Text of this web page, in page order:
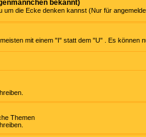
bekannt)
um die Ecke denken kannst (Nur für
mit einem "I" statt dem "U" . Es können
Themen